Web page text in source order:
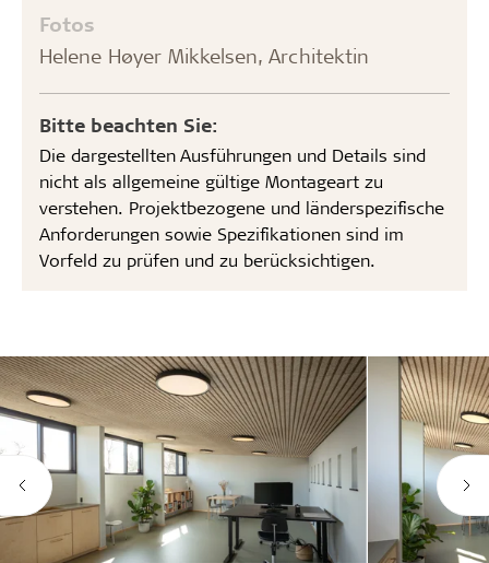
Fotos
Helene Høyer Mikkelsen, Architektin
Bitte beachten Sie:
Die dargestellten Ausführungen und Details sind
nicht als allgemeine gültige Montageart zu
verstehen. Projektbezogene und länderspezifische
Anforderungen sowie Spezifikationen sind im
Vorfeld zu prüfen und zu berücksichtigen.